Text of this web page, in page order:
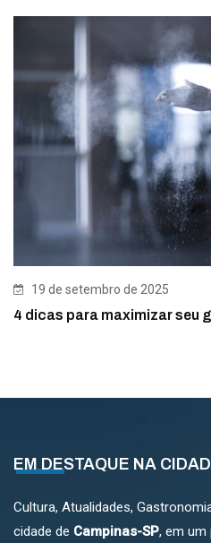
19 de setembro de 2025
4 dicas para maximizar seu
EM DESTAQUE NA
Cultura, Atualidades,
cidade de Campinas-SP, em um